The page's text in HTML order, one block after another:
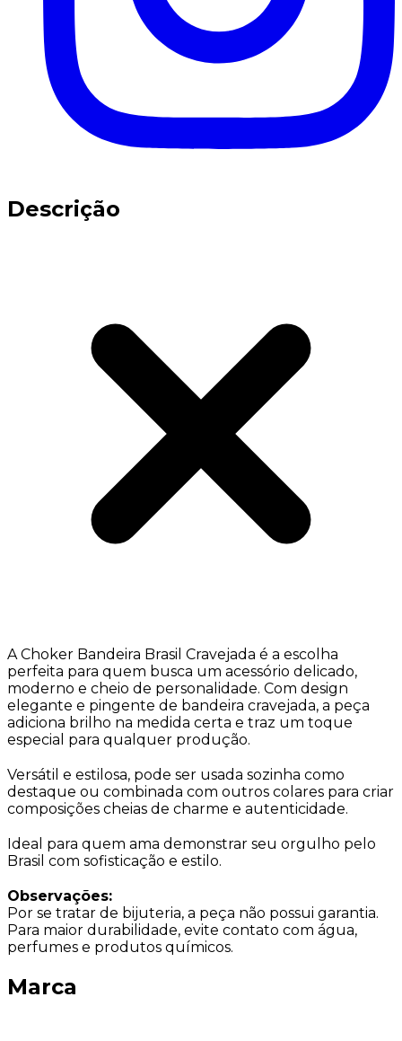
Descrição
A Choker Bandeira Brasil Cravejada é a escolha
perfeita para quem busca um acessório delicado,
moderno e cheio de personalidade. Com design
elegante e pingente de bandeira cravejada, a peça
adiciona brilho na medida certa e traz um toque
especial para qualquer produção.
Versátil e estilosa, pode ser usada sozinha como
destaque ou combinada com outros colares para criar
composições cheias de charme e autenticidade.
Ideal para quem ama demonstrar seu orgulho pelo
Brasil com sofisticação e estilo.
Observações:
Por se tratar de bijuteria, a peça não possui garantia.
Para maior durabilidade, evite contato com água,
perfumes e produtos químicos.
Marca